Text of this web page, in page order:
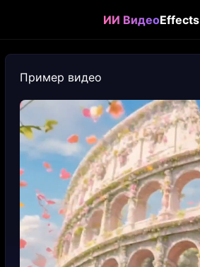
ИИ ВидеоEffects
Пример видео